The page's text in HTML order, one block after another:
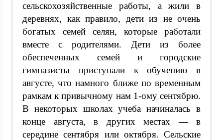
сельскохозяйственные работы, а жили в
деревнях, как правило, дети из не очень
богатых семей селян, которые работали
вместе с родителями. Дети из более
обеспеченных семей и городские
гимназисты приступали к обучению в
августе, что намного ближе по временным
рамкам к привычному нам 1-ому сентябрю.
В некоторых школах учеба начиналась в
конце августа, в других местах — в
середине сентября или октября. Сельские